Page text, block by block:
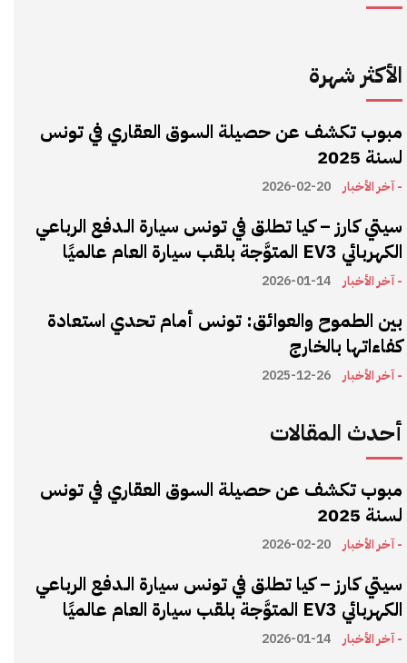
الأكثر شهرة
مبوب تكشف عن حصيلة السوق العقاري في تونس
لسنة 2025
- آخر الأخبار 2026-02-20
سيتي كارز – كيا تطلق في تونس سيارة الـدفع الرباعي
الكهربائي EV3 المتوَّجة بلقب سيارة العام عالميًا
- آخر الأخبار 2026-01-14
بين الطموح والعوائق: تونس أمام تحدي استعادة
كفاءاتها بالخارج
- آخر الأخبار 2025-12-26
أحدث المقالات
مبوب تكشف عن حصيلة السوق العقاري في تونس
لسنة 2025
- آخر الأخبار 2026-02-20
سيتي كارز – كيا تطلق في تونس سيارة الـدفع الرباعي
الكهربائي EV3 المتوَّجة بلقب سيارة العام عالميًا
- آخر الأخبار 2026-01-14